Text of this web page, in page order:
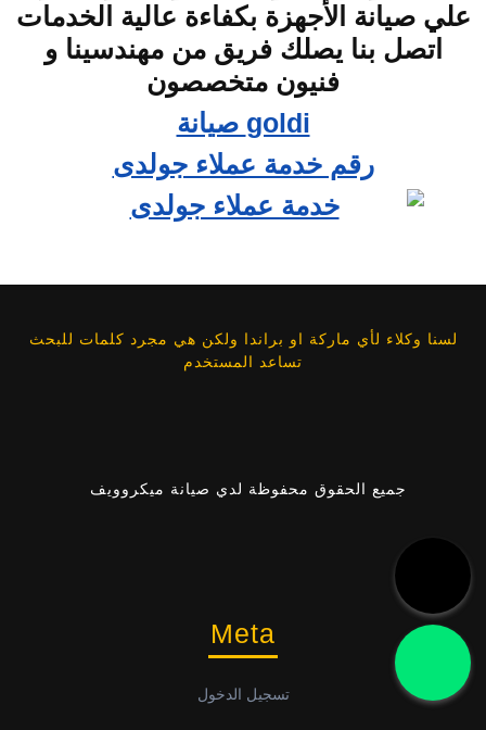
علي صيانة الأجهزة بكفاءة عالية الخدمات
اتصل بنا يصلك فريق من مهندسينا و
فنيون متخصصون
goldi صيانة
رقم خدمة عملاء جولدى
لسنا وكلاء لأي ماركة او براندا ولكن هي مجرد كلمات للبحث
تساعد المستخدم
جميع الحقوق محفوظة لدي صيانة ميكروويف
Meta
تسجيل الدخول